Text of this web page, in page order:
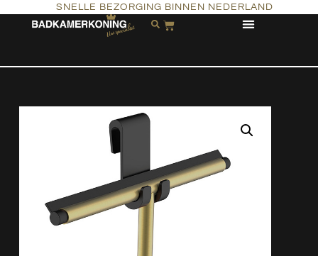
SNELLE BEZORGING BINNEN NEDERLAND